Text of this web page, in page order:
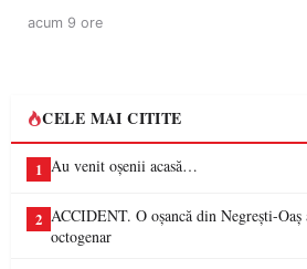
acum 9 ore
CELE MAI CITITE
1 Au venit oșenii acasă…
2 ACCIDENT. O oșancă din Negrești-
octogenar